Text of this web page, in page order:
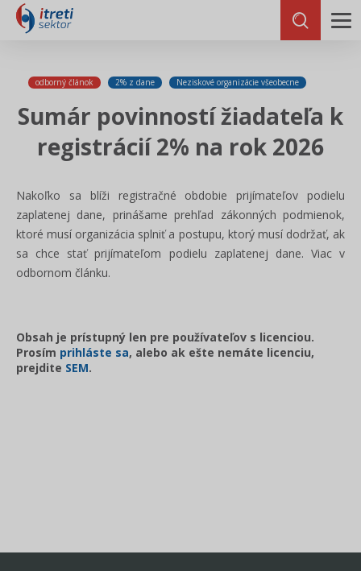
odborný článok 2% z dane Neziskové organizácie všeobecne
Sumár povinností žiadateľa k
registrácií 2% na rok 2026
Nakoľko sa blíži registračné obdobie prijímateľov podielu
zaplatenej dane, prinášame prehľad zákonných podmienok,
ktoré musí organizácia splniť a postupu, ktorý musí dodržať, ak
sa chce stať prijímateľom podielu zaplatenej dane. Viac v
odbornom článku.
Obsah je prístupný len pre používateľov s licenciou.
Prosím prihláste sa, alebo ak ešte nemáte licenciu,
prejdite SEM.